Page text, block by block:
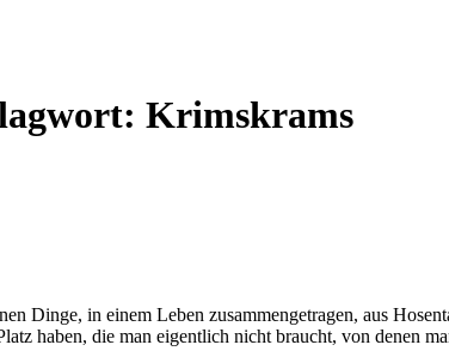
Krimskrams
Dinge, in einem Leben zusammengetragen, aus
haben, die man eigentlich nicht braucht, von